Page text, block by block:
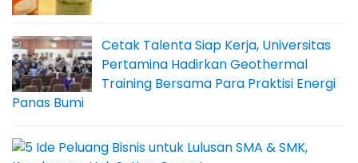
Cetak Talenta Siap Kerja, Universitas
Pertamina Hadirkan Geothermal
Training Bersama Para Praktisi Energi
Panas Bumi